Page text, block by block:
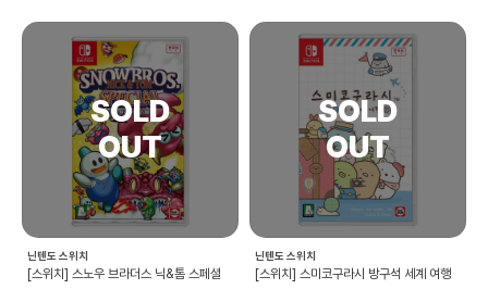
닌텐도 스위치
[스위치] 스노우 브라더스 닉&톰 스페셜
닌텐도 스위치
[스위치] 스미코구라시 방구석 세계 여행